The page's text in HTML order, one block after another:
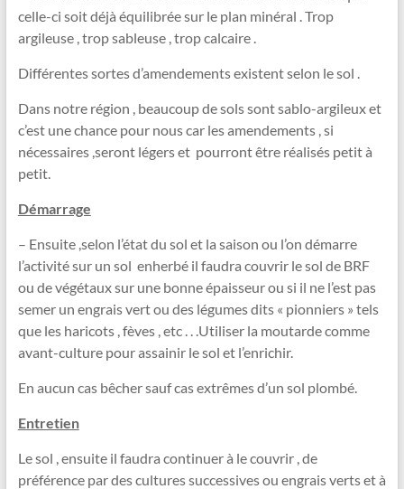
celle-ci soit déjà équilibrée sur le plan minéral . Trop
argileuse , trop sableuse , trop calcaire .
Différentes sortes d’amendements existent selon le sol .
Dans notre région , beaucoup de sols sont sablo-argileux et
c’est une chance pour nous car les amendements , si
nécessaires ,seront légers et pourront être réalisés petit à
petit.
Démarrage
– Ensuite ,selon l’état du sol et la saison ou l’on démarre
l’activité sur un sol enherbé il faudra couvrir le sol de BRF
ou de végétaux sur une bonne épaisseur ou si il ne l’est pas
semer un engrais vert ou des légumes dits « pionniers » tels
que les haricots , fèves , etc . . .Utiliser la moutarde comme
avant-culture pour assainir le sol et l’enrichir.
En aucun cas bêcher sauf cas extrêmes d’un sol plombé.
Entretien
Le sol , ensuite il faudra continuer à le couvrir , de
préférence par des cultures successives ou engrais verts et à